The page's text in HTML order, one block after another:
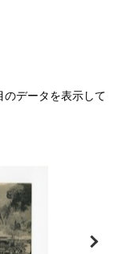
のデータを表示して